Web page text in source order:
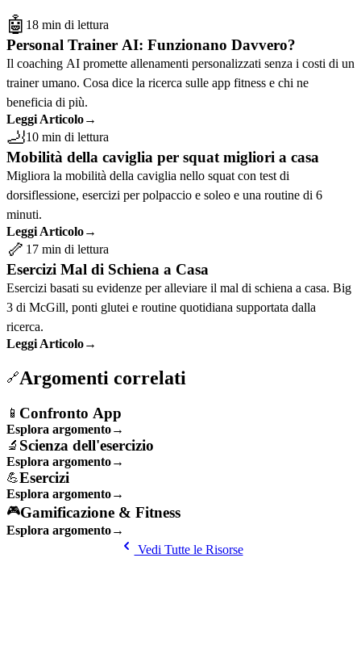
🤖 18 min di lettura
Personal Trainer AI: Funzionano Davvero?
Il coaching AI promette allenamenti personalizzati senza i costi di un
trainer umano. Cosa dice la ricerca sulle app fitness e chi ne
beneficia di più.
Leggi Articolo→
🦶10 min di lettura
Mobilità della caviglia per squat migliori a casa
Migliora la mobilità della caviglia nello squat con test di
dorsiflessione, esercizi per polpaccio e soleo e una routine di 6
minuti.
Leggi Articolo→
🦴 17 min di lettura
Esercizi Mal di Schiena a Casa
Esercizi basati su evidenze per alleviare il mal di schiena a casa. Big
3 di McGill, ponti glutei e routine quotidiana supportata dalla
ricerca.
Leggi Articolo→
🔗Argomenti correlati
📱 Confronto App
Esplora argomento→
🔬 Scienza dell'esercizio
Esplora argomento→
💪Esercizi
Esplora argomento→
🎮Gamificazione & Fitness
Esplora argomento→
Vedi Tutte le Risorse